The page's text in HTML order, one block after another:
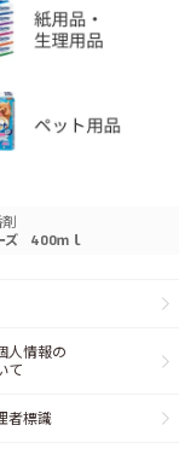
ズ 400ｍｌ
人情報の
て
者標識